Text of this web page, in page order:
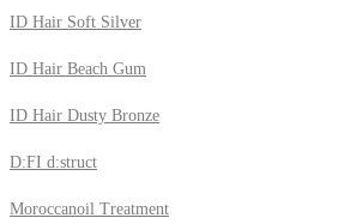
ID Hair Soft Silver
ID Hair Beach Gum
ID Hair Dusty Bronze
D:FI d:struct
Moroccanoil Treatment